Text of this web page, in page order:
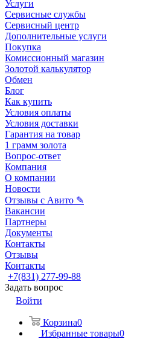
Услуги
Сервисные службы
Сервисный центр
Дополнительные услуги
Покупка
Комиссионный магазин
Золотой калькулятор
Обмен
Блог
Как купить
Условия оплаты
Условия доставки
Гарантия на товар
1 грамм золота
Вопрос-ответ
Компания
О компании
Новости
Отзывы с Авито ✎
Вакансии
Партнеры
Документы
Контакты
Отзывы
Контакты
+7(831) 277-99-88
Задать вопрос
Войти
Корзина0
Избранные товары0